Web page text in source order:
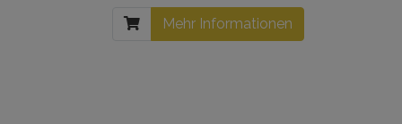
Mehr Informationen